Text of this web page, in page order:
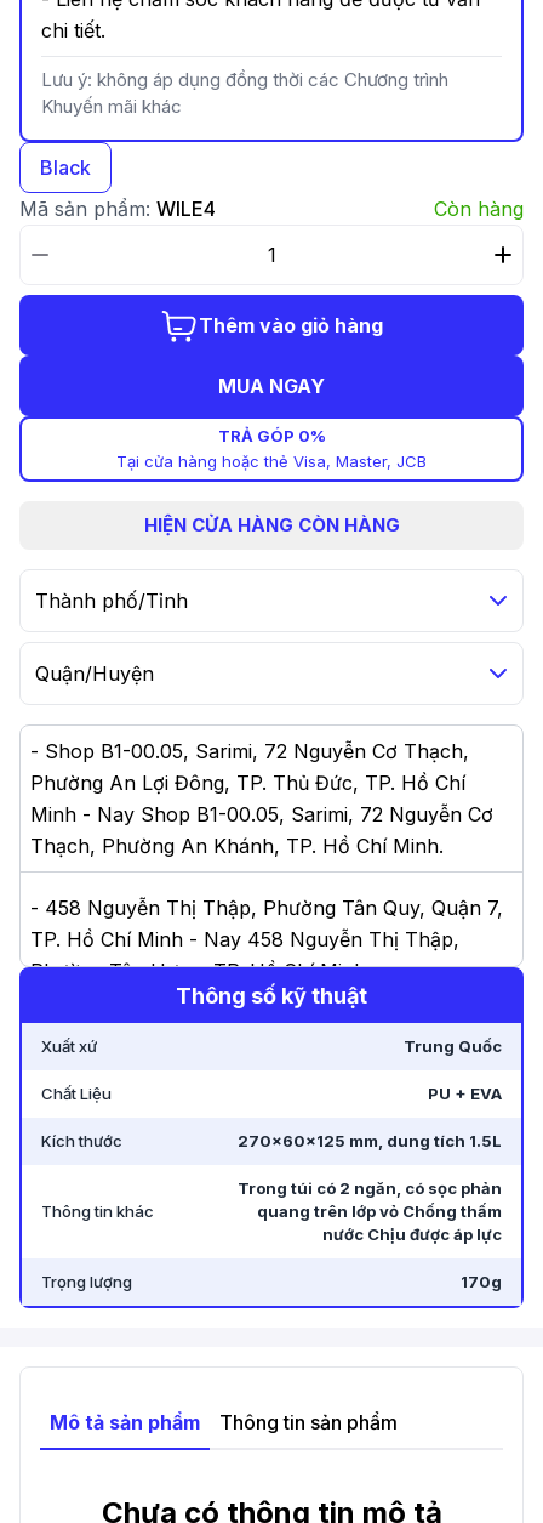
chi tiết.
Lưu ý: không áp dụng đồng thời các Chương trình
Khuyến mãi khác
Black
Mã sản phẩm: WILE4 Còn hàng
Thêm vào giỏ hàng
MUA NGAY
TRẢ GÓP 0%
Tại cửa hàng hoặc thẻ Visa, Master, JCB
HIỆN CỬA HÀNG CÒN HÀNG
Thành phố/Tỉnh
Quận/Huyện
- Shop B1-00.05, Sarimi, 72 Nguyễn Cơ Thạch,
Phường An Lợi Đông, TP. Thủ Đức, TP. Hồ Chí
Minh - Nay Shop B1-00.05, Sarimi, 72 Nguyễn Cơ
Thạch, Phường An Khánh, TP. Hồ Chí Minh.
- 458 Nguyễn Thị Thập, Phường Tân Quy, Quận 7,
TP. Hồ Chí Minh - Nay 458 Nguyễn Thị Thập,
Phường Tân Hưng, TP. Hồ Chí Minh.
Thông số kỹ thuật
Xuất xứ Trung Quốc
Chất Liệu PU + EVA
Kích thước 270x60x125 mm, dung tích 1.5L
Thông tin khác
Trong túi có 2 ngăn, có sọc phản
quang trên lớp vỏ Chống thấm
nước Chịu được áp lực
Trọng lượng 170g
Mô tả sản phẩm Thông tin sản phẩm
Chưa có thông tin mô tả